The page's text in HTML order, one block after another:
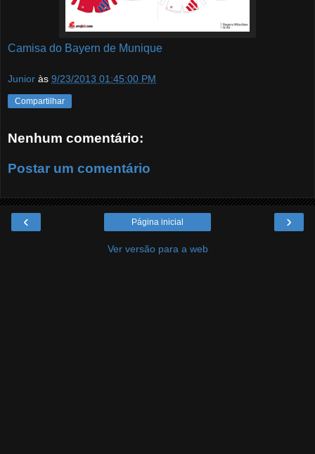
Camisa do Bayern de Munique
Junior às 9/23/2013 01:45:00 PM
Compartilhar
Nenhum comentário:
Postar um comentário
‹ ›
Página inicial
Ver versão para a web